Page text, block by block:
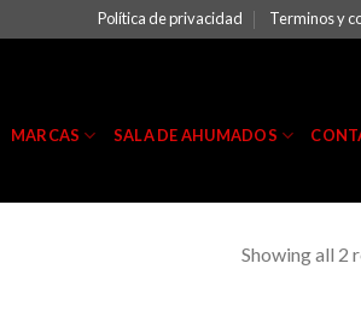
Política de privacidad Terminos y
MARCAS SALA DE AHUMADOS
Showing all 2